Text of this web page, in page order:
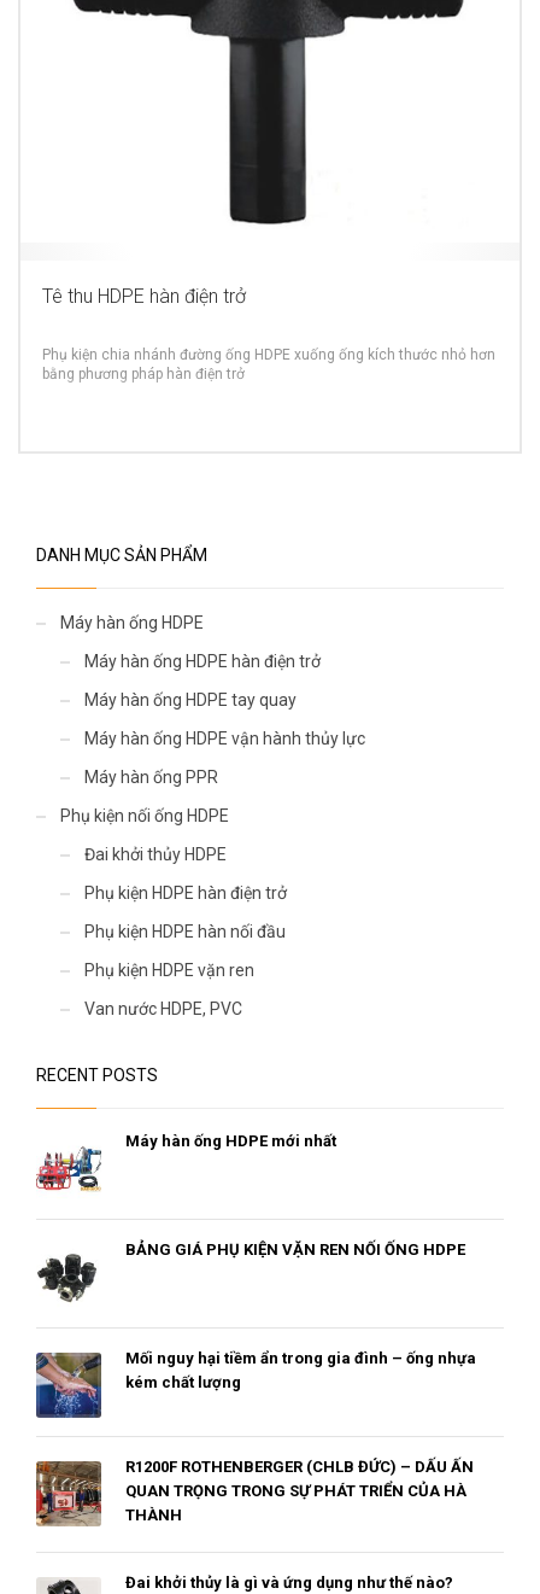
Tê thu HDPE hàn điện trở
Phụ kiện chia nhánh đường ống HDPE xuống ống kích thước nhỏ hơn
bằng phương pháp hàn điện trở
DANH MỤC SẢN PHẨM
Máy hàn ống HDPE
Máy hàn ống HDPE hàn điện trở
Máy hàn ống HDPE tay quay
Máy hàn ống HDPE vận hành thủy lực
Máy hàn ống PPR
Phụ kiện nối ống HDPE
Đai khởi thủy HDPE
Phụ kiện HDPE hàn điện trở
Phụ kiện HDPE hàn nối đầu
Phụ kiện HDPE vặn ren
Van nước HDPE, PVC
RECENT POSTS
Máy hàn ống HDPE mới nhất
BẢNG GIÁ PHỤ KIỆN VẶN REN NỐI ỐNG HDPE
Mối nguy hại tiềm ẩn trong gia đình – ống nhựa
kém chất lượng
R1200F ROTHENBERGER (CHLB ĐỨC) – DẤU ẤN
QUAN TRỌNG TRONG SỰ PHÁT TRIỂN CỦA HÀ
THÀNH
Đai khởi thủy là gì và ứng dụng như thế nào?